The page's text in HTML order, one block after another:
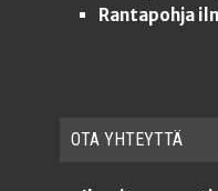
Rantapohja
OTA YHTEYT­TÄ